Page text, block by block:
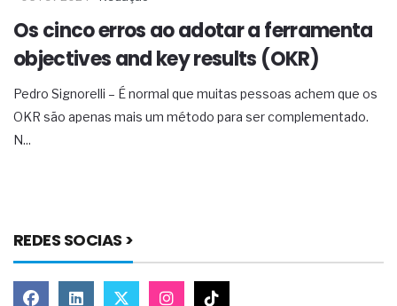
Os cinco erros ao adotar a ferramenta
objectives and key results (OKR)
Pedro Signorelli – É normal que muitas pessoas achem que os
OKR são apenas mais um método para ser complementado.
N...
REDES SOCIAS >